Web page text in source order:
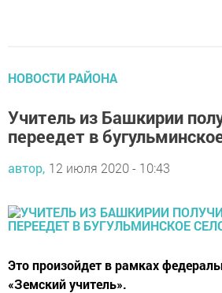
НОВОСТИ РАЙОНА
Учитель из Башкирии
переедет в
автор, 12 июля 2020 - 10:43
Это произойдет в рамках
«Земский учитель».